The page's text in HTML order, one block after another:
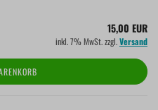
15,00 EUR
inkl. 7% MwSt. zzgl.Versand